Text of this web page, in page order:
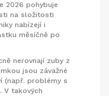
2026 pohybuje
na složitosti
nabízejí i
měsíčně po
nerovnají zuby z
jsou závažné
(např. problémy s
V takových